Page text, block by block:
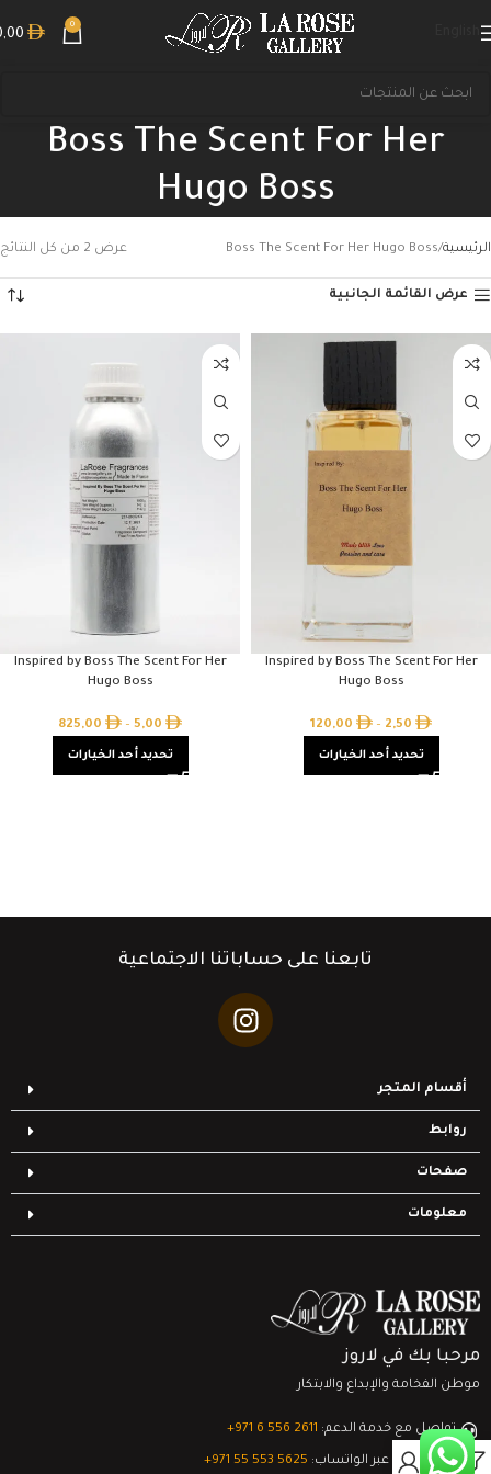
0
Boss The Scent For Her
Hugo Boss
الرئيسية Boss The Scent For Her Hugo Boss عرض ⁦2⁩ من كل النتائج
عرض القائمة الجانبية
Inspired by Boss The Scent For Her
Hugo Boss
2,50
–
120,00
تحديد أحد الخيارات
Inspired by Boss The Scent For Her
Hugo Boss
5,00
–
825,00
تحديد أحد الخيارات
تابعنا على حساباتنا الاجتماعية
أقسام المتجر
روابط
صفحات
معلومات
مرحبا بك في لاروز
موطن الفخامة والإبداع والابتكار
تواصل مع خدمة الدعم: ‎+971 6 556 2611
الدعم الفني عبر الواتساب: ‎+971 55 553 5625
0